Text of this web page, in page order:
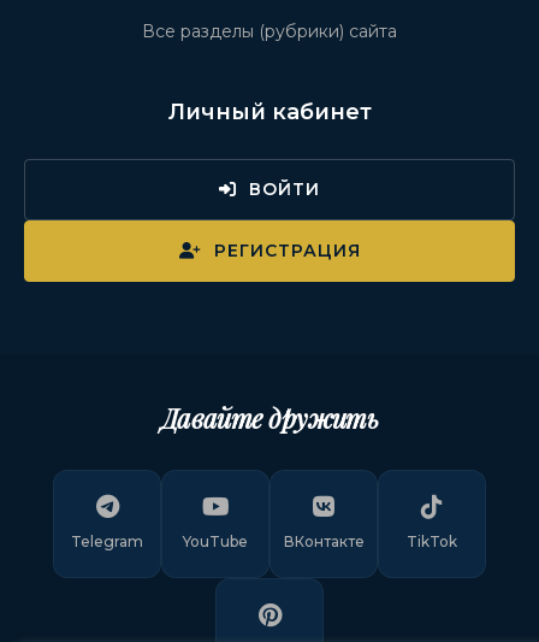
Все разделы (рубрики) сайта
Личный кабинет
ВОЙТИ
РЕГИСТРАЦИЯ
Давайте дружить
Telegram YouTube ВКонтакте TikTok